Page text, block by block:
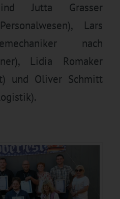
Jutta Grasser
Lars
nach
Lidia Romaker
und Oliver Schmitt